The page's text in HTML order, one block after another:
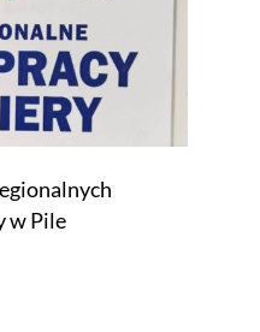
w Pile